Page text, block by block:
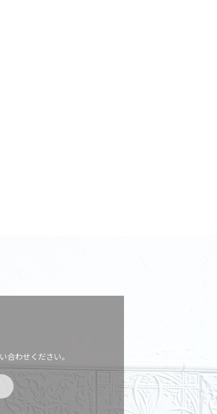
合わせください。